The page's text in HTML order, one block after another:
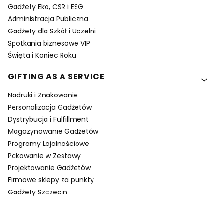
Gadżety Eko, CSR i ESG
Administracja Publiczna
Gadżety dla Szkół i Uczelni
Spotkania biznesowe VIP
Święta i Koniec Roku
GIFTING AS A SERVICE
Nadruki i Znakowanie
Personalizacja Gadżetów
Dystrybucja i Fulfillment
Magazynowanie Gadżetów
Programy Lojalnościowe
Pakowanie w Zestawy
Projektowanie Gadżetów
Firmowe sklepy za punkty
Gadżety Szczecin